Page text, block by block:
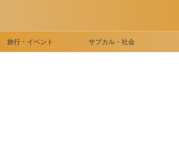
旅行・イベント サブカル・社会